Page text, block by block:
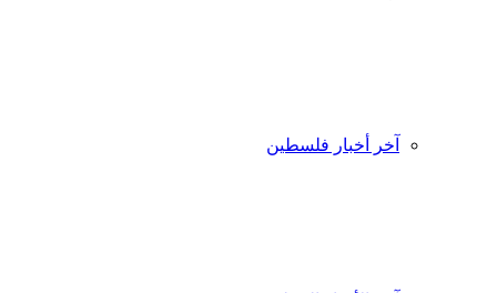
آخر أخبار فلسطين